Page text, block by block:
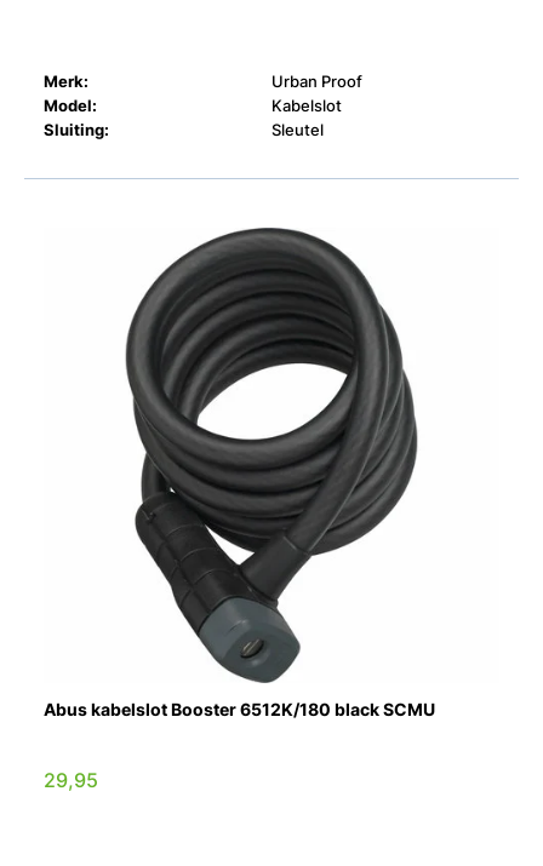
Merk:
Urban Proof
Model:
Kabelslot
Sluiting:
Sleutel
Abus kabelslot Booster 6512K/180 black SCMU
29,95